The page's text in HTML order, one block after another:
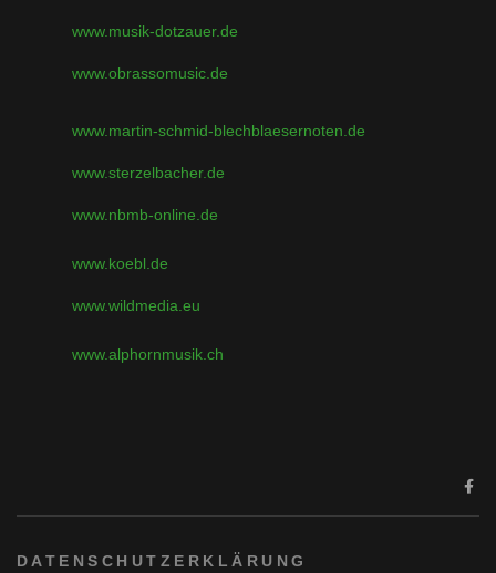
www.musik-dotzauer.de
www.obrassomusic.de
www.martin-schmid-blechblaesernoten.de
www.sterzelbacher.de
www.nbmb-online.de
www.koebl.de
www.wildmedia.eu
www.alphornmusik.ch
DATENSCHUTZERKLÄRUNG